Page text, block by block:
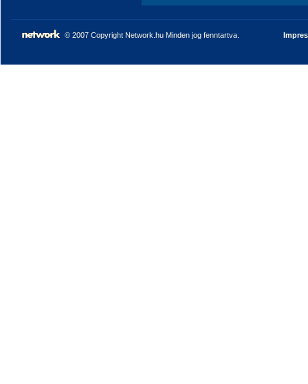
© 2007 Copyright Network.hu Minden jog fenntartva.